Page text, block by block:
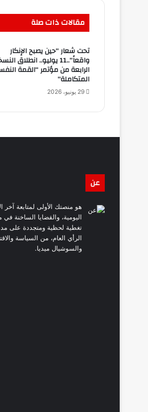
مقالات ذات صلة
تحت شعار “حين يصبح الإنكار
واقعاً”..11 يوليو.. انطلاق
الرابعة من مؤتمر “القمة
المتكاملة”
29 يونيو، 2026
عن
هو منصتك الأولى لمتابعة آخر
اليومية، والقضايا الساخنة
تغطية لحظية ومتجددة على
الرأي العام، من السياسة
والسوشيال ميديا.